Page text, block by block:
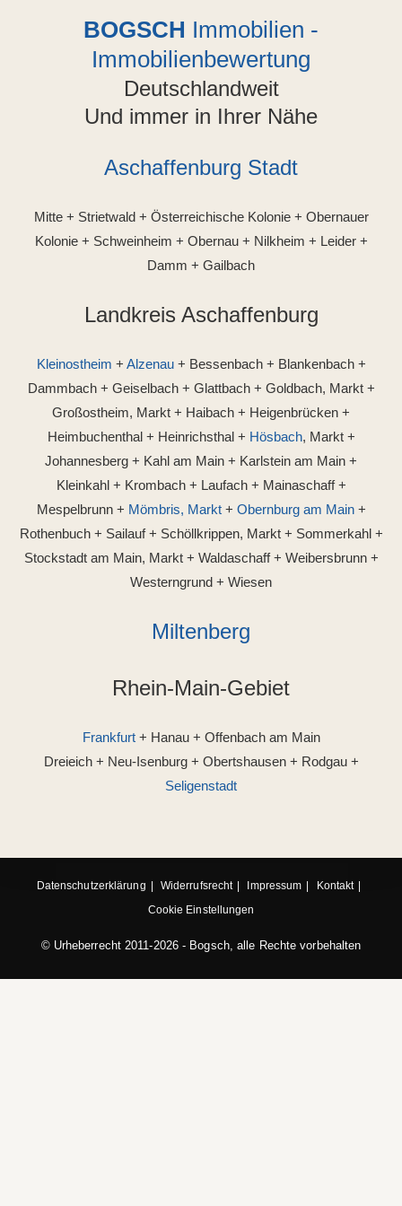
BOGSCH Immobilien -
Immobilienbewertung
Deutschlandweit
Und immer in Ihrer Nähe
Aschaffenburg Stadt
Mitte + Strietwald + Österreichische Kolonie + Obernauer
Kolonie + Schweinheim + Obernau + Nilkheim + Leider +
Damm + Gailbach
Landkreis Aschaffenburg
Kleinostheim + Alzenau+ Bessenbach + Blankenbach +
Dammbach + Geiselbach + Glattbach + Goldbach, Markt +
Großostheim, Markt + Haibach + Heigenbrücken +
Heimbuchenthal + Heinrichsthal + Hösbach, Markt +
Johannesberg + Kahl am Main + Karlstein am Main +
Kleinkahl + Krombach + Laufach + Mainaschaff +
Mespelbrunn + Mömbris, Markt+ Obernburg am Main+
Rothenbuch + Sailauf + Schöllkrippen, Markt + Sommerkahl +
Stockstadt am Main, Markt + Waldaschaff + Weibersbrunn +
Westerngrund + Wiesen
Miltenberg
Rhein-Main-Gebiet
Frankfurt+ Hanau + Offenbach am Main
Dreieich + Neu-Isenburg + Obertshausen + Rodgau +
Seligenstadt
Datenschutzerklärung Widerrufsrecht Impressum
Kontakt
Cookie Einstellungen
© Urheberrecht 2011-2026 - Bogsch, alle Rechte vorbehalten